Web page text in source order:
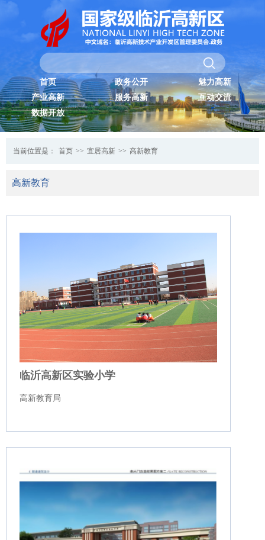
首页 政务公开
魅力高新
产业高新
服务高新
互动交流
数据开放
当前位置是： 首页 >> 宜居高新 >> 高新教育
高新教育
临沂高新区实验小学
高新教育局